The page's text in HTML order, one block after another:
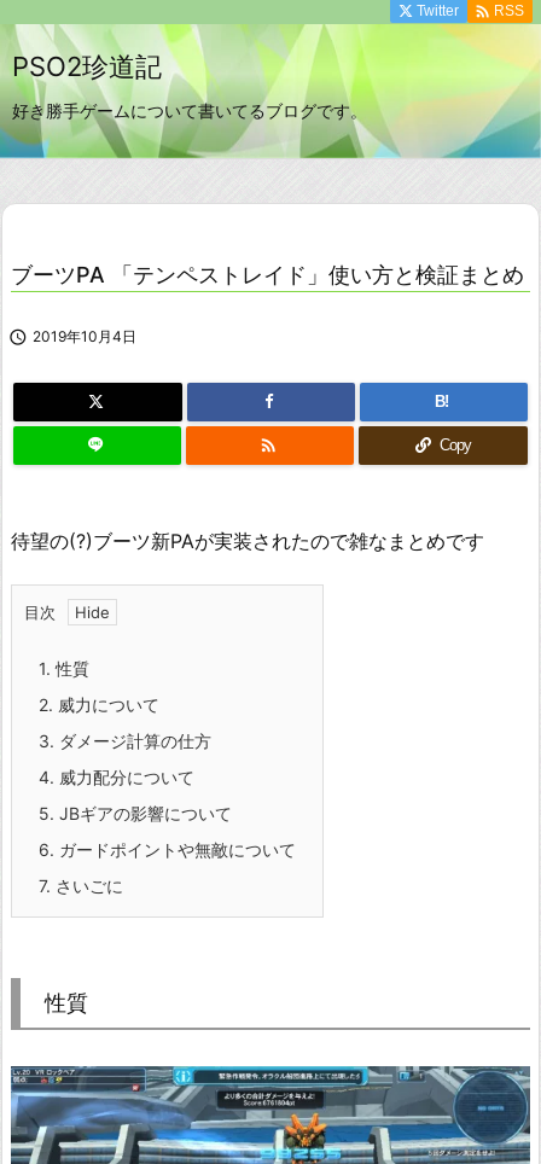
PSO2珍道記
好き勝手ゲームについて書いてるブログです。
Twitter  RSS
ブーツPA 「テンペストレイド」使い方と検証まとめ
 2019年10月4日
B!
 Copy
待望の(?)ブーツ新PAが実装されたので雑なまとめです
目次
1. 性質
2. 威力について
3. ダメージ計算の仕方
4. 威力配分について
5. JBギアの影響について
6. ガードポイントや無敵について
7. さいごに
性質